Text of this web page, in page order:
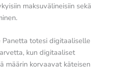
maksuvälineisiin sekä
Panetta totesi digitaaliselle
kun digitaaliset
määrin korvaavat käteisen